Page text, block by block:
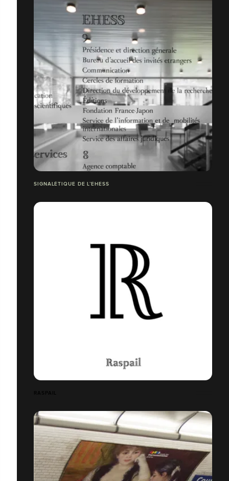
SIGNALÉTIQUE DE L’EHESS
RASPAIL